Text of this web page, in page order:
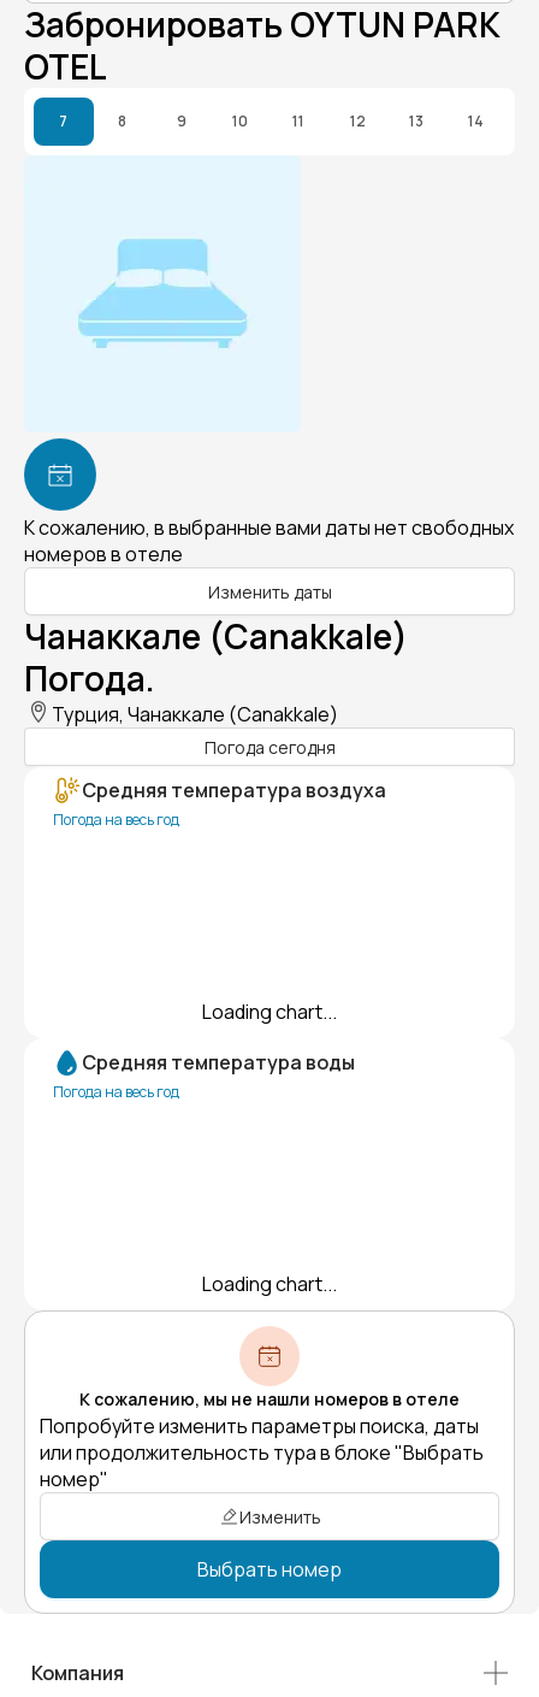
Забронировать OYTUN PARK
OTEL
7 8 9 10 11 12 13 14
К сожалению, в выбранные вами даты нет свободных
номеров в отеле
Изменить даты
Чанаккале (Canakkale)
Погода.
Турция, Чанаккале (Canakkale)
Погода сегодня
Средняя температура воздуха
Погода на весь год
Loading chart...
Средняя температура воды
Погода на весь год
Loading chart...
К сожалению, мы не нашли номеров в отеле
Попробуйте изменить параметры поиска, даты
или продолжительность тура в блоке "Выбрать
номер"
Изменить
Выбрать номер
Компания